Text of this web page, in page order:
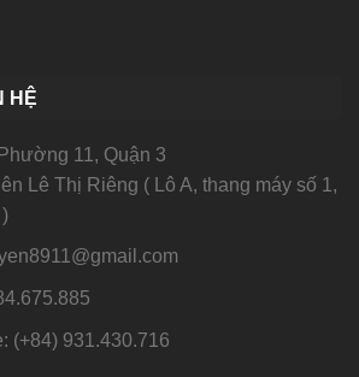
HỆ
11, Quận 3
Lê Thị Riêng ( Lô A, thang máy số 1,
(+84) 931.430.716